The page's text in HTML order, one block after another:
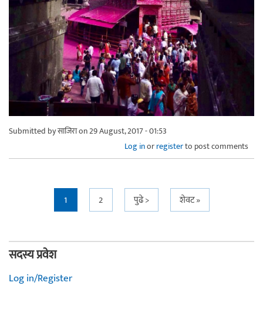
Submitted byसाजिराon 29 August, 2017 - 01:53
Log inorregisterto post comments
1 2 पुढे > शेवट »
सदस्य प्रवेश
Log in/Register